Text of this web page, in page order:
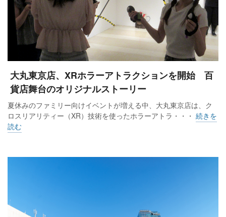
大丸東京店、XRホラーアトラクションを開始 百
貨店舞台のオリジナルストーリー
夏休みのファミリー向けイベントが増える中、大丸東京店は、ク
ロスリアリティー（XR）技術を使ったホラーアトラ・・・ 続きを
読む